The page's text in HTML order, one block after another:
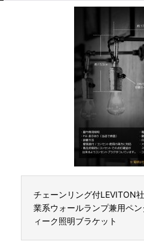
チェーンリング付LEVITON
業系ウォールランプ兼用ペ
ィーク照明ブラケット